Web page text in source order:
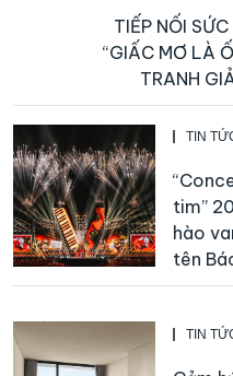
TIẾP NỐI
“GIẤC MƠ LÀ
TRANH
TIN
tim”
hào
tên
TIN